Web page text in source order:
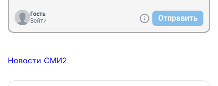
Гость
Войти
Отправить
Новости СМИ2